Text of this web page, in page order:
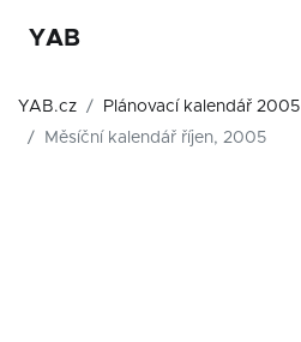
YAB
YAB.cz
Plánovací kalendář 2005
Měsíční kalendář říjen, 2005